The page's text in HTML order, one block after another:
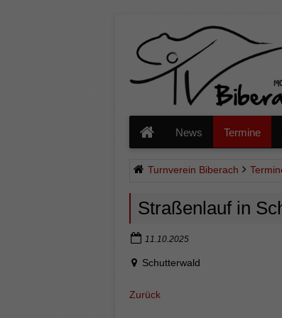
überspringenNews Termine
Turnverein Biberach
Straßenlauf in
11.10.2025
Schutterwald
Zurück